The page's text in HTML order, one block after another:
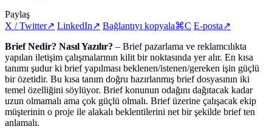
Paylaş
X / Twitter↗ LinkedIn↗ Bağlantıyı kopyala⌘C E-posta↗
Brief Nedir? Nasıl Yazılır? – Brief pazarlama ve reklamcılıkta
yapılan iletişim çalışmalarının kilit bir noktasında yer alır. En kısa
tanımı şudur ki brief yapılması beklenen/istenen/gereken işin güçlü
bir özetidir. Bu kısa tanım doğru hazırlanmış brief dosyasının iki
temel özelliğini söylüyor. Brief konunun odağını dağıtacak kadar
uzun olmamalı ama çok güçlü olmalı. Brief üzerine çalışacak ekip
müşterinin o proje ile alakalı beklentilerini net bir şekilde brief ten
anlamalı.